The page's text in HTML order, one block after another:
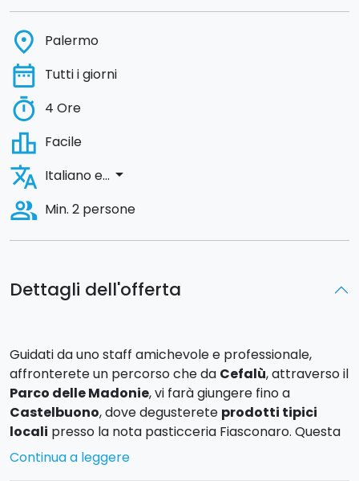
Dettagli dell'offerta
Guidati da uno staff amichevole e professionale,
affronterete un percorso che da Cefalù, attraverso il
Parco delle Madonie, vi farà giungere fino a
Castelbuono, dove degusterete prodotti tipici
locali presso la nota pasticceria Fiasconaro. Questa
escursione ha una durata di circa 4 ore.
Ogni Quad può trasportare
Continua a leggere
place Palermo
date_range Tutti i giorni
timer 4 Ore
leaderboard Facile
translate Italiano e... arrow_drop_down
people_alt Min. 2 persone